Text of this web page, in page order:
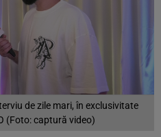
de zile mari, în exclusivitate
(Foto: captură video)